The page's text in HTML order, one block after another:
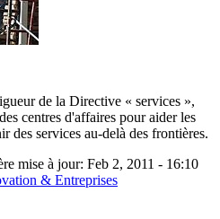
de la Directive « services »,
centres d'affaires pour aider les
des services au-delà des frontières.
mise à jour: Feb 2, 2011 - 16:10
& Entreprises